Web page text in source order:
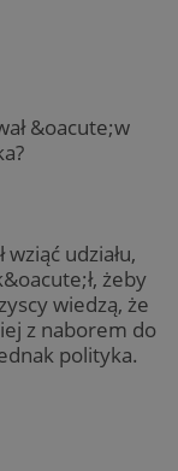
&oacute;w
udziału,
żeby
wiedzą, że
z naborem do
polityka.